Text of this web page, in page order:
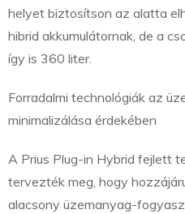
helyet biztosítson az alatta
hibrid akkumulátornak, de a
így is 360 liter.
Forradalmi technológiák az
minimalizálása érdekében
A Prius Plug-in Hybrid fejlett
tervezték meg, hogy
alacsony üzemanyag-